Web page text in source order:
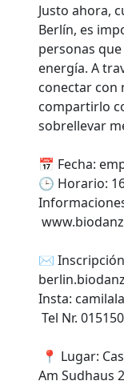
Justo ahora,
Berlín, es
personas
energía. A
conectar con
compartirlo
sobrellevar
📅 Fecha:
🕒 Horario:
✉
Insta:
Tel Nr.
📍 Lugar:
Am Sudhaus